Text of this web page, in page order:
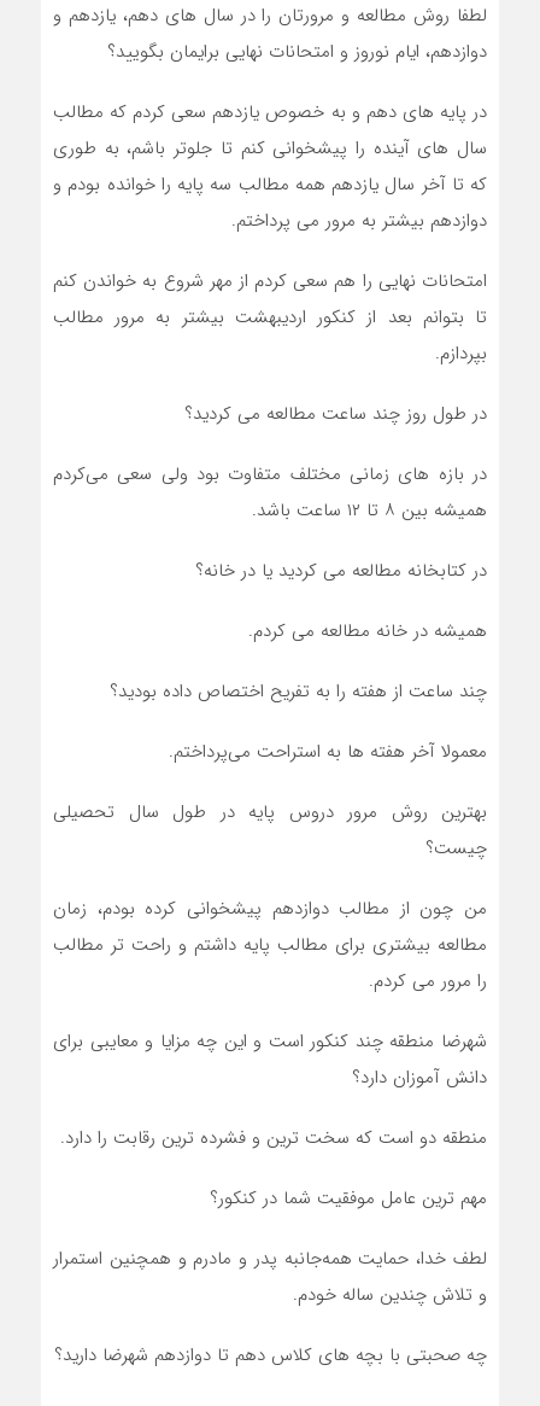
لطفا روش مطالعه و مرورتان را در سال های دهم، یازدهم و
دوازدهم، ایام نوروز و امتحانات نهایی برایمان بگویید؟
در پایه های دهم و به خصوص یازدهم سعی کردم که مطالب
سال های آینده را پیشخوانی کنم تا جلوتر باشم، به طوری
که تا آخر سال یازدهم همه مطالب سه پایه را خوانده بودم و
دوازدهم بیشتر به مرور می پرداختم.
امتحانات نهایی را هم سعی کردم از مهر شروع به خواندن کنم
تا بتوانم بعد از کنکور اردیبهشت بیشتر به مرور مطالب
بپردازم.
در طول روز چند ساعت مطالعه می کردید؟
در بازه های زمانی مختلف متفاوت بود ولی سعی می‌کردم
همیشه بین ۸ تا ۱۲ ساعت باشد.
در کتابخانه مطالعه می کردید یا در خانه؟
همیشه در خانه مطالعه می کردم.
چند ساعت از هفته را به تفریح اختصاص داده بودید؟
معمولا آخر هفته ها به استراحت می‌پرداختم.
بهترین روش مرور دروس پایه در طول سال تحصیلی
چیست؟
من چون از مطالب دوازدهم پیشخوانی کرده بودم، زمان
مطالعه بیشتری برای مطالب پایه داشتم و راحت تر مطالب
را مرور می کردم.
شهرضا منطقه چند کنکور است و این چه مزایا و معایبی برای
دانش آموزان دارد؟
منطقه دو است که سخت ترین و فشرده ترین رقابت را دارد.
مهم ترین عامل موفقیت شما در کنکور؟
لطف خدا، حمایت همه‌جانبه پدر و مادرم و همچنین استمرار
و تلاش چندین ساله خودم.
چه صحبتی با بچه های کلاس دهم تا دوازدهم شهرضا دارید؟